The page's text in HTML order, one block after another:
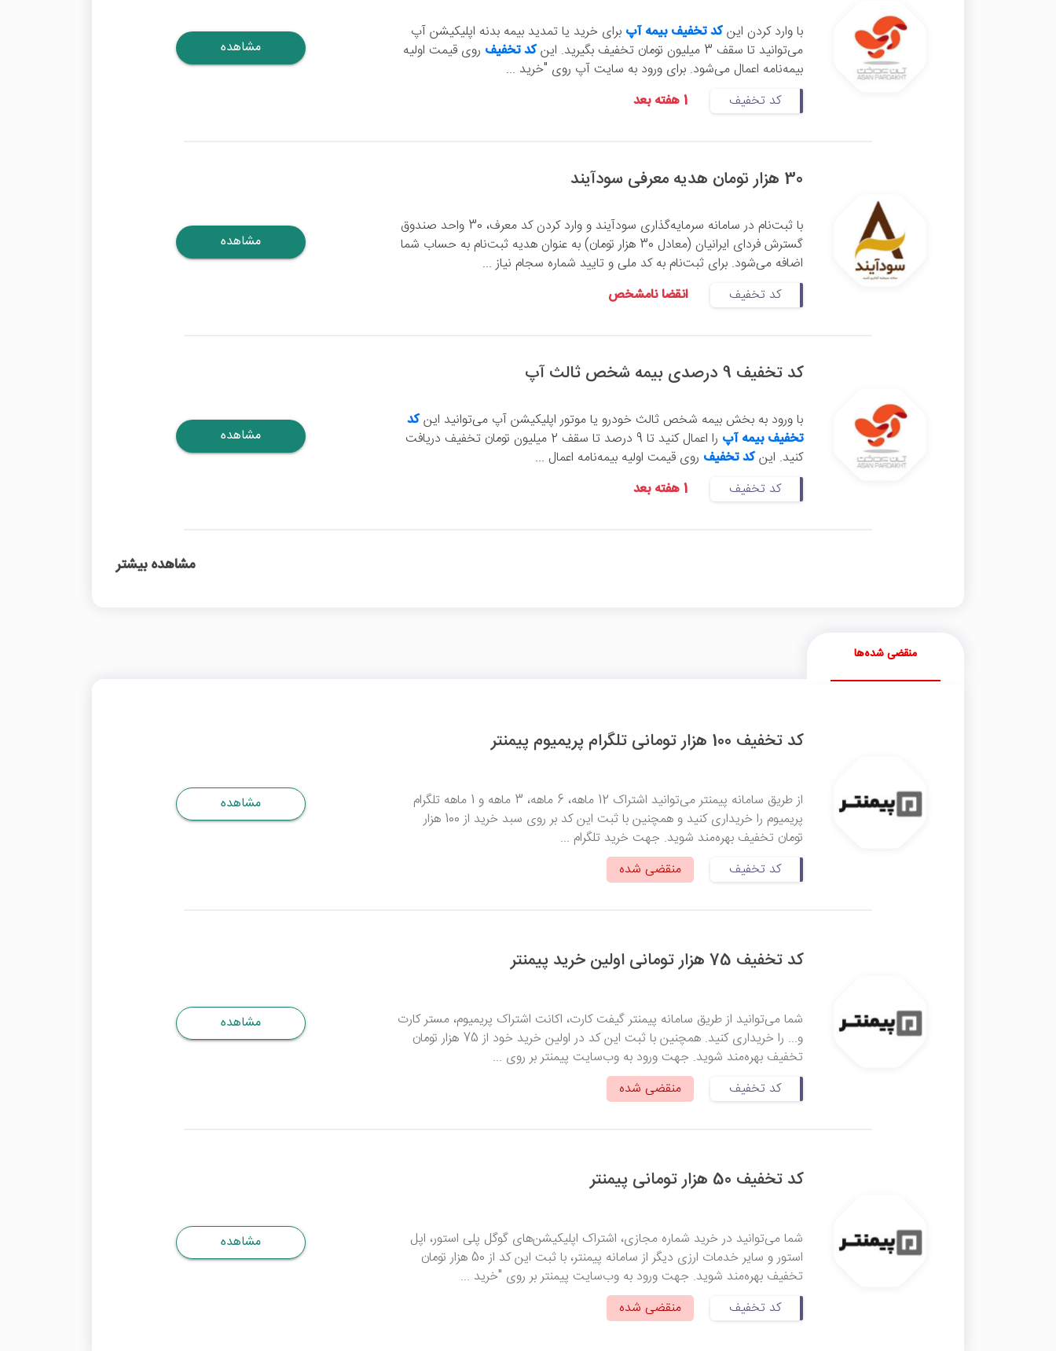
با وارد کردن اینکد تخفیف بیمه آپ برای خرید یا تمدید بیمه بدنه اپلیکیشن آپ
می‌توانید تا سقف 3 میلیون تومان تخفیف بگیرید. این
کد تخفیف روی قیمت اولیه
بیمه‌نامه اعمال می‌شود. برای ورود به سایت آپ روی "خرید ...
کد تخفیف
1 هفته بعد
مشاهده
30 هزار تومان هدیه معرفی سودآیند
با ثبت‌نام در سامانه سرمایه‌گذاری سودآیند و وارد کردن کد معرف، 30 واحد صندوق
گسترش فردای ایرانیان (معادل 30 هزار تومان) به عنوان هدیه ثبت‌نام به حساب شما
اضافه می‌شود. برای ثبت‌نام به کد ملی و تایید شماره سجام نیاز ...
کد تخفیف
انقضا نامشخص
مشاهده
کد تخفیف 9 درصدی بیمه شخص ثالث آپ
با ورود به بخش بیمه شخص ثالث خودرو یا موتور اپلیکیشن آپ می‌توانید اینکد
تخفیف بیمه آپ
را اعمال کنید تا 9 درصد تا سقف 2 میلیون تومان تخفیف دریافت
کنید. اینکد تخفیف روی قیمت اولیه بیمه‌نامه اعمال ...
کد تخفیف
1 هفته بعد
مشاهده
مشاهده بیشتر
منقضی شده‌ها
کد تخفیف 100 هزار تومانی تلگرام پریمیوم پیمنتر
از طریق سامانه پیمنتر می‌توانید اشتراک 12 ماهه، 6 ماهه، 3 ماهه و 1 ماهه تلگرام
پریمیوم را خریداری کنید و همچنین با ثبت این کد بر روی سبد خرید از 100 هزار
تومان تخفیف بهره‌مند شوید. جهت خرید تلگرام ...
کد تخفیف
منقضی شده
مشاهده
کد تخفیف 75 هزار تومانی اولین خرید پیمنتر
شما می‌توانید از طریق سامانه پیمنتر گیفت کارت، اکانت اشتراک پریمیوم، مستر کارت
و... را خریداری کنید. همچنین با ثبت این کد در اولین خرید خود از 75 هزار تومان
تخفیف بهره‌مند شوید. جهت ورود به وب‌سایت پیمنتر بر روی ...
کد تخفیف
منقضی شده
مشاهده
کد تخفیف 50 هزار تومانی پیمنتر
شما می‌توانید در خرید شماره مجازی، اشتراک اپلیکیشن‌های گوگل پلی استور، اپل
استور و سایر خدمات ارزی دیگر از سامانه پیمنتر، با ثبت این کد از 50 هزار تومان
تخفیف بهره‌مند شوید. جهت ورود به وب‌سایت پیمنتر بر روی "خرید ...
کد تخفیف
منقضی شده
مشاهده